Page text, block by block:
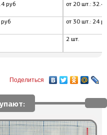
руб от 20 шт.: 32.4
от 30 шт.: 24
2 шт.
Поделиться